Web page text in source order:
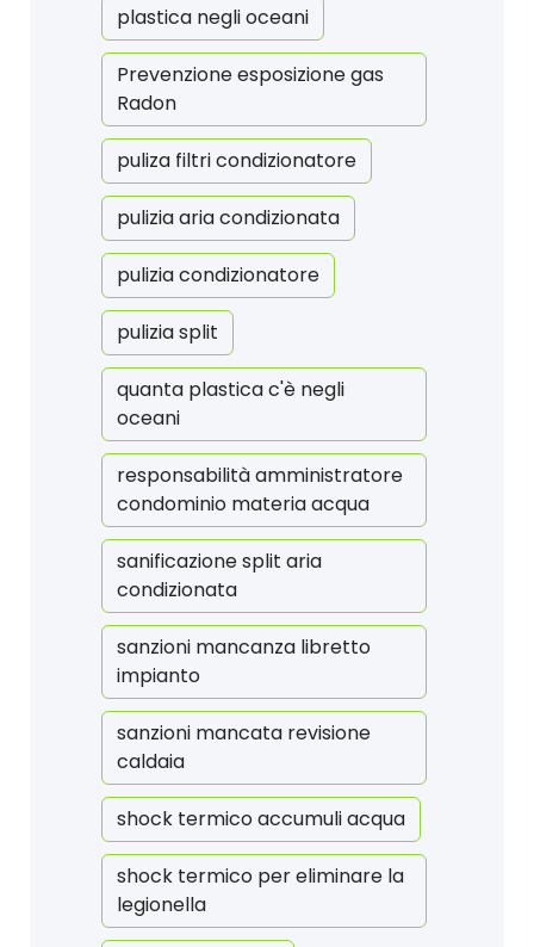
plastica negli oceani
Prevenzione esposizione gas
Radon
puliza filtri condizionatore
pulizia aria condizionata
pulizia condizionatore
pulizia split
quanta plastica c'è negli
oceani
responsabilità amministratore
condominio materia acqua
sanificazione split aria
condizionata
sanzioni mancanza libretto
impianto
sanzioni mancata revisione
caldaia
shock termico accumuli acqua
shock termico per eliminare la
legionella